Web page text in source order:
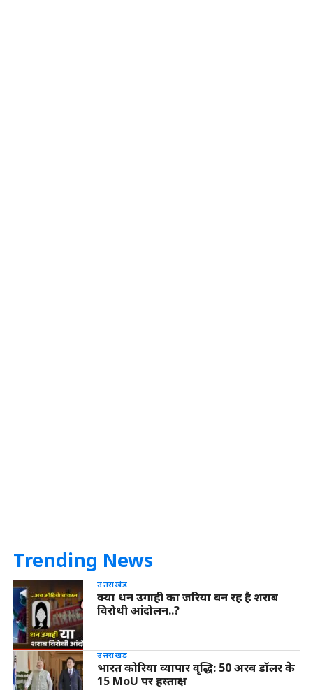
Trending News
उत्तराखंड
क्या धन उगाही का जरिया बन रह है शराब
विरोधी आंदोलन..?
उत्तराखंड
भारत कोरिया व्यापार वृद्धि: 50 अरब डॉलर के
15 MoU पर हस्ताक्षर